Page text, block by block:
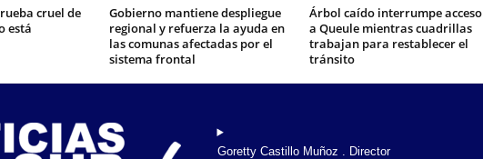
cruel de
está
Gobierno mantiene despliegue
regional y refuerza la ayuda en
las comunas afectadas por el
sistema frontal
Árbol caído interrumpe acceso
a Queule mientras cuadrillas
trabajan para restablecer el
tránsito
Goretty Castillo Muñoz . Director